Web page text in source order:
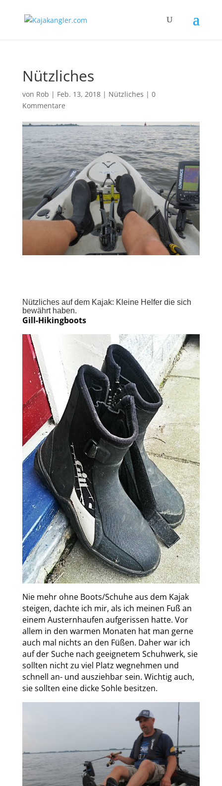
Nützliches
von Rob | Feb. 13, 2018| Nützliches | 0
Kommentare
Nützliches auf dem Kajak: Kleine Helfer die sich
bewährt haben.
Gill-Hikingboots
Nie mehr ohne Boots/Schuhe aus dem Kajak
steigen, dachte ich mir, als ich meinen Fuß an
einem Austernhaufen aufgerissen hatte. Vor
allem in den warmen Monaten hat man gerne
auch mal nichts an den Füßen. Daher war ich
auf der Suche nach geeignetem Schuhwerk, sie
sollten nicht zu viel Platz wegnehmen und
schnell an- und ausziehbar sein. Wichtig auch,
sie sollten eine dicke Sohle besitzen.